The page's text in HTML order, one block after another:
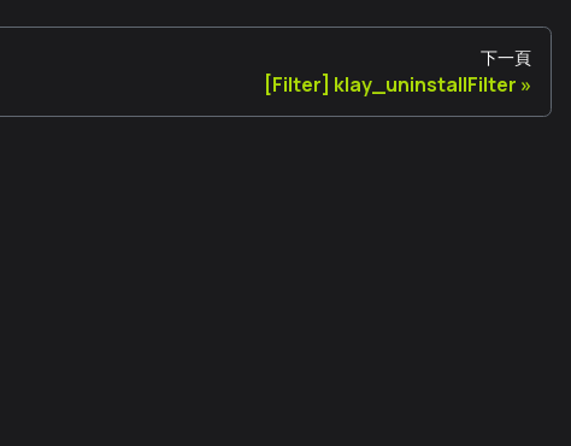
下一頁
[Filter] klay_uninstallFilter